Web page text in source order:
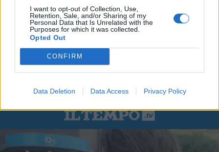
I want to opt-out of Collection, Use,
Retention, Sale, and/or Sharing of my
Personal Data that Is Unrelated with the
Purposes for which it was collected.
Opted Out
CONFIRM
Data Deletion Data Access Privacy Policy